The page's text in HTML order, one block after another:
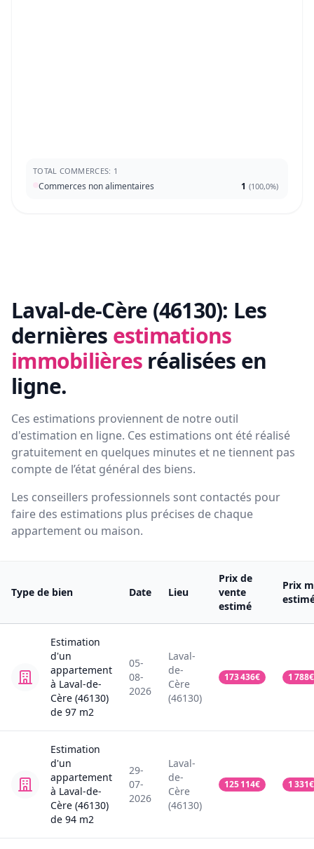
TOTAL COMMERCES: 1
Commerces non alimentaires 1 (100,0%)
Laval-de-Cère (46130): Les
dernières estimations
immobilières réalisées en
ligne.
Ces estimations proviennent de notre outil
d'estimation en ligne. Ces estimations ont été réalisé
gratuitement en quelques minutes et ne tiennent pas
compte de l’état général des biens.
Les conseillers professionnels sont contactés pour
faire des estimations plus précises de chaque
appartement ou maison.
Type de bien Date Lieu
Prix de
vente
estimé
Prix
Estimation
d'un
appartement
à Laval-de-
Cère (46130)
de 97 m2
05-
08-
2026
Laval-
de-
Cère
(46130)
173 436€ 1 788€
Estimation
d'un
appartement
à Laval-de-
Cère (46130)
de 94 m2
29-
07-
2026
Laval-
de-
Cère
(46130)
125 114€ 1 331€